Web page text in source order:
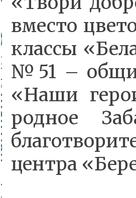
вместо
классы
№51 –
«Наши
родное
центра